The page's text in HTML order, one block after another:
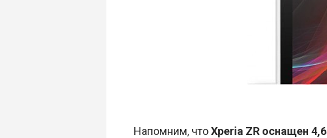
Напомним, чтоXperia ZR оснащен